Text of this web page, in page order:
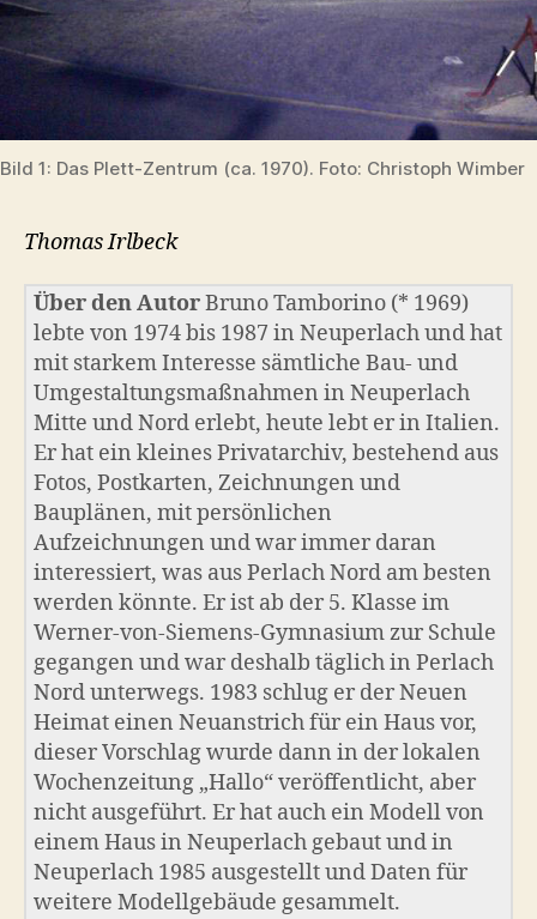
Bild 1: Das Plett-Zentrum (ca. 1970). Foto: Christoph Wimber
Thomas Irlbeck
Über den AutorBruno Tamborino (* 1969)
lebte von 1974 bis 1987 in Neuperlach und hat
mit starkem Interesse sämtliche Bau- und
Umgestaltungsmaßnahmen in Neuperlach
Mitte und Nord erlebt, heute lebt er in Italien.
Er hat ein kleines Privatarchiv, bestehend aus
Fotos, Postkarten, Zeichnungen und
Bauplänen, mit persönlichen
Aufzeichnungen und war immer daran
interessiert, was aus Perlach Nord am besten
werden könnte. Er ist ab der 5. Klasse im
Werner-von-Siemens-Gymnasium zur Schule
gegangen und war deshalb täglich in Perlach
Nord unterwegs. 1983 schlug er der Neuen
Heimat einen Neuanstrich für ein Haus vor,
dieser Vorschlag wurde dann in der lokalen
Wochenzeitung „Hallo“ veröffentlicht, aber
nicht ausgeführt. Er hat auch ein Modell von
einem Haus in Neuperlach gebaut und in
Neuperlach 1985 ausgestellt und Daten für
weitere Modellgebäude gesammelt.